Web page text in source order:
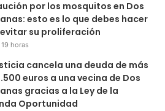
por los mosquitos en Dos
esto es lo que debes hacer
su proliferación
19 horas
cancela una deuda de más
euros a una vecina de Dos
gracias a la Ley de la
Oportunidad